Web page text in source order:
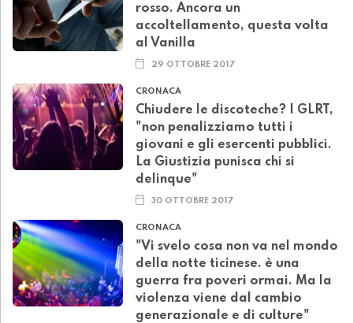
rosso. Ancora un
accoltellamento, questa volta
al Vanilla
29 OTTOBRE 2017
CRONACA
Chiudere le discoteche? I GLRT,
"non penalizziamo tutti i
giovani e gli esercenti pubblici.
La Giustizia punisca chi si
delinque"
30 OTTOBRE 2017
CRONACA
"Vi svelo cosa non va nel mondo
della notte ticinese. è una
guerra fra poveri ormai. Ma la
violenza viene dal cambio
generazionale e di culture"